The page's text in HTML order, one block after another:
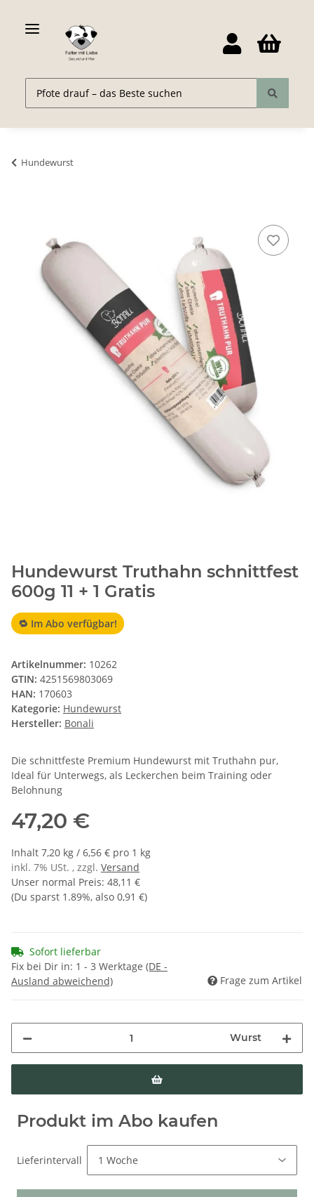
Hundewurst
Hundewurst Truthahn schnittfest
600g 11 + 1 Gratis
🔁 Im Abo verfügbar!
Artikelnummer: 10262
GTIN: 4251569803069
HAN: 170603
Kategorie: Hundewurst
Hersteller: Bonali
Die schnittfeste Premium Hundewurst mit Truthahn pur,
Ideal für Unterwegs, als Leckerchen beim Training oder
Belohnung
47,20 €
Inhalt 7,20 kg / 6,56 € pro 1 kg
inkl. 7% USt. , zzgl. Versand
Unser normal Preis: 48,11 €
(Du sparst 1.89%, also 0,91 €)
Sofort lieferbar
Fix bei Dir in: 1 - 3 Werktage (DE -
Ausland abweichend)
Frage zum Artikel
Wurst
Produkt im Abo kaufen
Lieferintervall